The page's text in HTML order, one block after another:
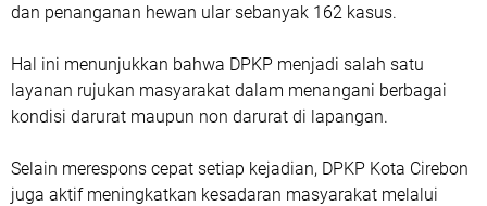
dan penanganan hewan ular sebanyak 162 kasus.
Hal ini menunjukkan bahwa DPKP menjadi salah satu
layanan rujukan masyarakat dalam menangani berbagai
kondisi darurat maupun non darurat di lapangan.
Selain merespons cepat setiap kejadian, DPKP Kota Cirebon
juga aktif meningkatkan kesadaran masyarakat melalui